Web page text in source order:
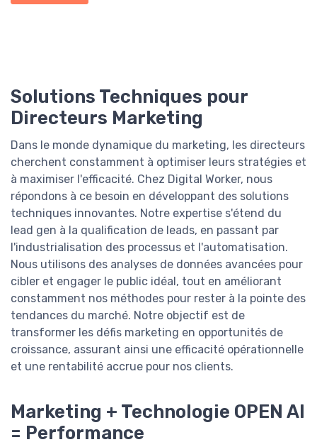
Solutions Techniques pour
Directeurs Marketing
Dans le monde dynamique du marketing, les directeurs
cherchent constamment à optimiser leurs stratégies et
à maximiser l'efficacité. Chez Digital Worker, nous
répondons à ce besoin en développant des solutions
techniques innovantes. Notre expertise s'étend du
lead gen à la qualification de leads, en passant par
l'industrialisation des processus et l'automatisation.
Nous utilisons des analyses de données avancées pour
cibler et engager le public idéal, tout en améliorant
constamment nos méthodes pour rester à la pointe des
tendances du marché. Notre objectif est de
transformer les défis marketing en opportunités de
croissance, assurant ainsi une efficacité opérationnelle
et une rentabilité accrue pour nos clients.
Marketing + Technologie OPEN AI
= Performance